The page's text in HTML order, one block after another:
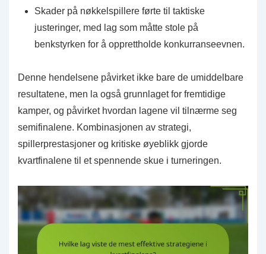
Skader på nøkkelspillere førte til taktiske
justeringer, med lag som måtte stole på
benkstyrken for å opprettholde konkurranseevnen.
Denne hendelsene påvirket ikke bare de umiddelbare
resultatene, men la også grunnlaget for fremtidige
kamper, og påvirket hvordan lagene vil tilnærme seg
semifinalene. Kombinasjonen av strategi,
spillerprestasjoner og kritiske øyeblikk gjorde
kvartfinalene til et spennende skue i turneringen.